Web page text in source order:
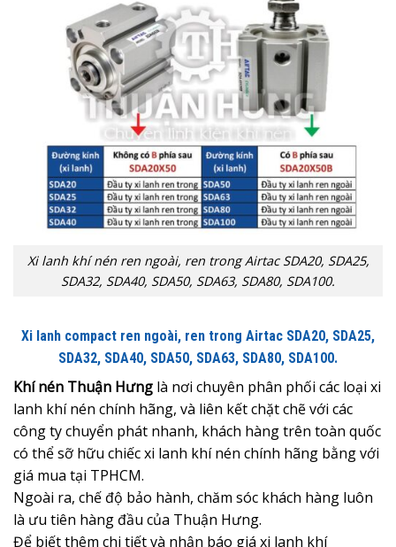
Xi lanh khí nén ren ngoài, ren trong Airtac SDA20, SDA25,
SDA32, SDA40, SDA50, SDA63, SDA80, SDA100.
Xi lanh compact ren ngoài, ren trong Airtac SDA20, SDA25,
SDA32, SDA40, SDA50, SDA63, SDA80, SDA100.
Khí nén Thuận Hưng là nơi chuyên phân phối các loại xi
lanh khí nén chính hãng, và liên kết chặt chẽ với các
công ty chuyển phát nhanh, khách hàng trên toàn quốc
có thể sỡ hữu chiếc xi lanh khí nén chính hãng bằng với
giá mua tại TPHCM.
Ngoài ra, chế độ bảo hành, chăm sóc khách hàng luôn
là ưu tiên hàng đầu của Thuận Hưng.
Để biết thêm chi tiết và nhận báo giá xi lanh khí